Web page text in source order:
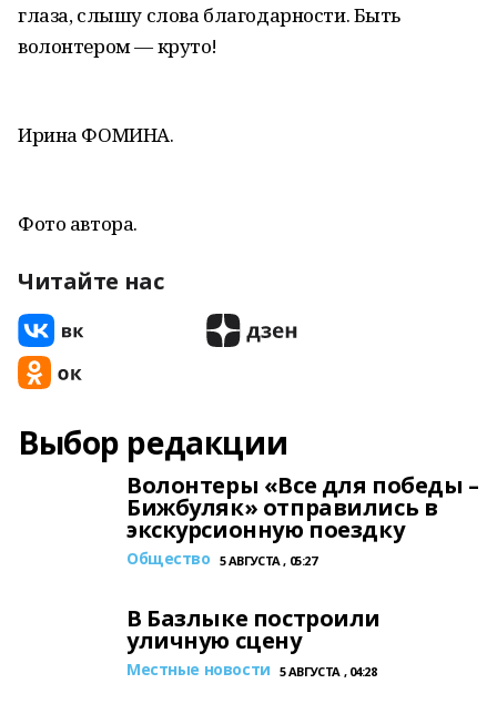
глаза, слышу слова благодарности. Быть
волонтером — круто!
Ирина ФОМИНА.
Фото автора.
Читайте нас
Выбор редакции
Волонтеры «Все для победы –
Бижбуляк» отправились в
экскурсионную поездку
Общество 5 АВГУСТА , 05:27
В Базлыке построили
уличную сцену
Местные новости 5 АВГУСТА , 04:28